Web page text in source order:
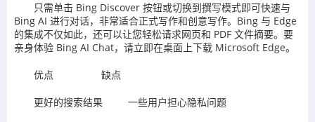
只需单击 Bing Discover 按钮或切换到撰写模式即可快速与
Bing AI 进行对话，非常适合正式写作和创意写作。Bing 与 Edge
的集成不仅如此，还可以让您轻松请求网页和 PDF 文件摘要。要
亲身体验 Bing AI Chat，请立即在桌面上下载 Microsoft Edge。
优点 缺点
更好的搜索结果 一些用户担心隐私问题